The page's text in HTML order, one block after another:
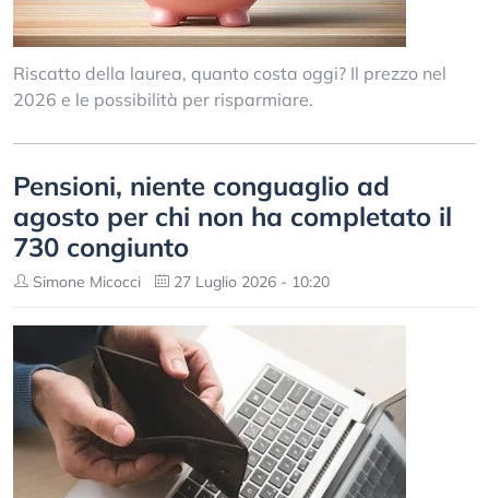
Riscatto della laurea, quanto costa oggi? Il prezzo nel
2026 e le possibilità per risparmiare.
Pensioni, niente conguaglio ad
agosto per chi non ha completato il
730 congiunto
Simone Micocci 27 Luglio 2026 - 10:20